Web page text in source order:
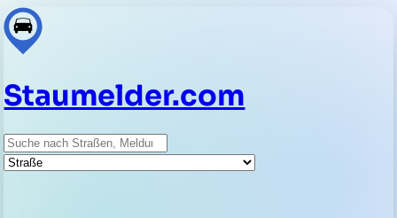
Staumelder.com
Suche
Straße